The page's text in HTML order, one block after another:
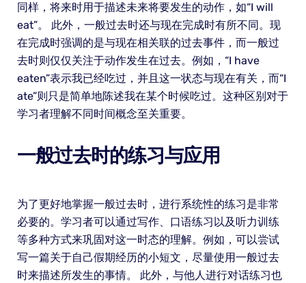
同样，将来时用于描述未来将要发生的动作，如“I will
eat”。 此外，一般过去时还与现在完成时有所不同。现
在完成时强调的是与现在相关联的过去事件，而一般过
去时则仅仅关注于动作发生在过去。例如，“I have
eaten”表示我已经吃过，并且这一状态与现在有关，而“I
ate”则只是简单地陈述我在某个时候吃过。这种区别对于
学习者理解不同时间概念至关重要。
一般过去时的练习与应用
为了更好地掌握一般过去时，进行系统性的练习是非常
必要的。学习者可以通过写作、口语练习以及听力训练
等多种方式来巩固对这一时态的理解。例如，可以尝试
写一篇关于自己假期经历的小短文，尽量使用一般过去
时来描述所发生的事情。 此外，与他人进行对话练习也